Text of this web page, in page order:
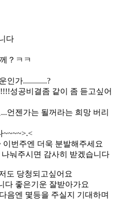
다
？ㅋㅋ
인가............?
성공비결좀 같이 좀 듣고싶어
언젠가는 될꺼라는 희망 버리
~~~~>.<
이번주엔 더욱 분발해주세요
눠주시면 감사히 받겠습니다
도 당청되고싶어요
다 좋은기운 잘받아가요
음엔 몇등을 주실지 기대하며